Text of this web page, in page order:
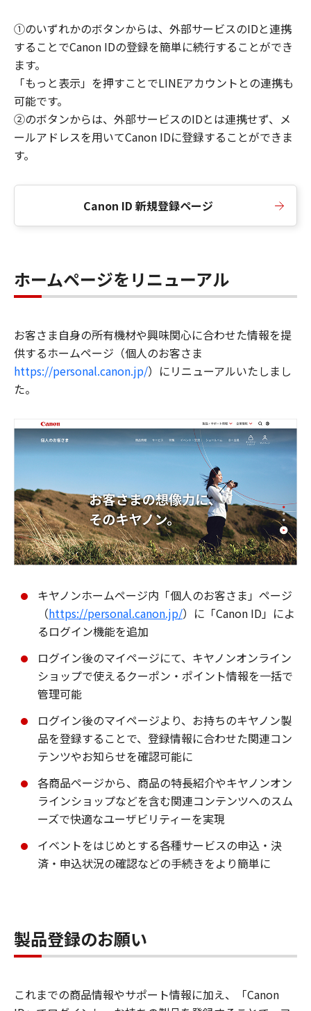
①のいずれかのボタンからは、外部サービスのIDと連携
することでCanon IDの登録を簡単に続行することができ
ます。
「もっと表示」を押すことでLINEアカウントとの連携も
可能です。
②のボタンからは、外部サービスのIDとは連携せず、メ
ールアドレスを用いてCanon IDに登録することができま
す。
Canon ID 新規登録ページ
ホームページをリニューアル
お客さま自身の所有機材や興味関心に合わせた情報を提
供するホームページ（個人のお客さま
https://personal.canon.jp/）にリニューアルいたしまし
た。
キヤノンホームページ内「個人のお客さま」ページ
（https://personal.canon.jp/）に「Canon ID」によ
るログイン機能を追加
ログイン後のマイページにて、キヤノンオンライン
ショップで使えるクーポン・ポイント情報を一括で
管理可能
ログイン後のマイページより、お持ちのキヤノン製
品を登録することで、登録情報に合わせた関連コン
テンツやお知らせを確認可能に
各商品ページから、商品の特長紹介やキヤノンオン
ラインショップなどを含む関連コンテンツへのスム
ーズで快適なユーザビリティーを実現
イベントをはじめとする各種サービスの申込・決
済・申込状況の確認などの手続きをより簡単に
製品登録のお願い
これまでの商品情報やサポート情報に加え、「Canon